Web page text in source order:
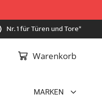
Nr. 1 für Türen und Tore*
Warenkorb
MARKEN